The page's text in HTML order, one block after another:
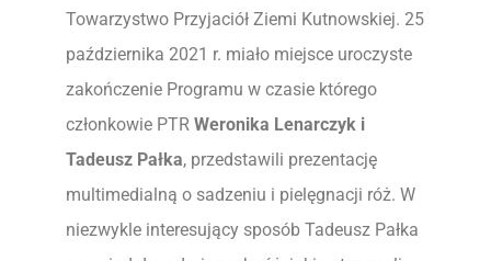
Towarzystwo Przyjaciół Ziemi Kutnowskiej. 25
października 2021 r. miało miejsce uroczyste
zakończenie Programu w czasie którego
członkowie PTR Weronika Lenarczyk i
Tadeusz Pałka, przedstawili prezentację
multimedialną o sadzeniu i pielęgnacji róż. W
niezwykle interesujący sposób Tadeusz Pałka